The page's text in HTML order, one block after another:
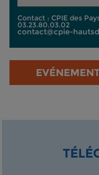
Contact : CPIE des
03.23.80.03.02
contact@cpie-